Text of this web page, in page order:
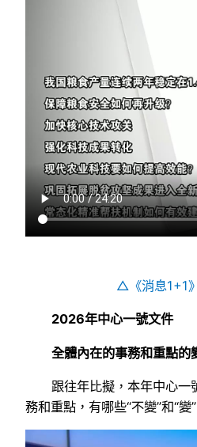
△《消息1+1
2026年中心一號文件
全體內在的事務和重點的
跟往年比擬，本年中心一
務和重點，有哪些“不變”和“變”